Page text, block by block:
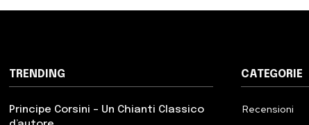
TRENDING
Principe Corsini – Un Chianti Classico
CATEGORIE
Recensioni